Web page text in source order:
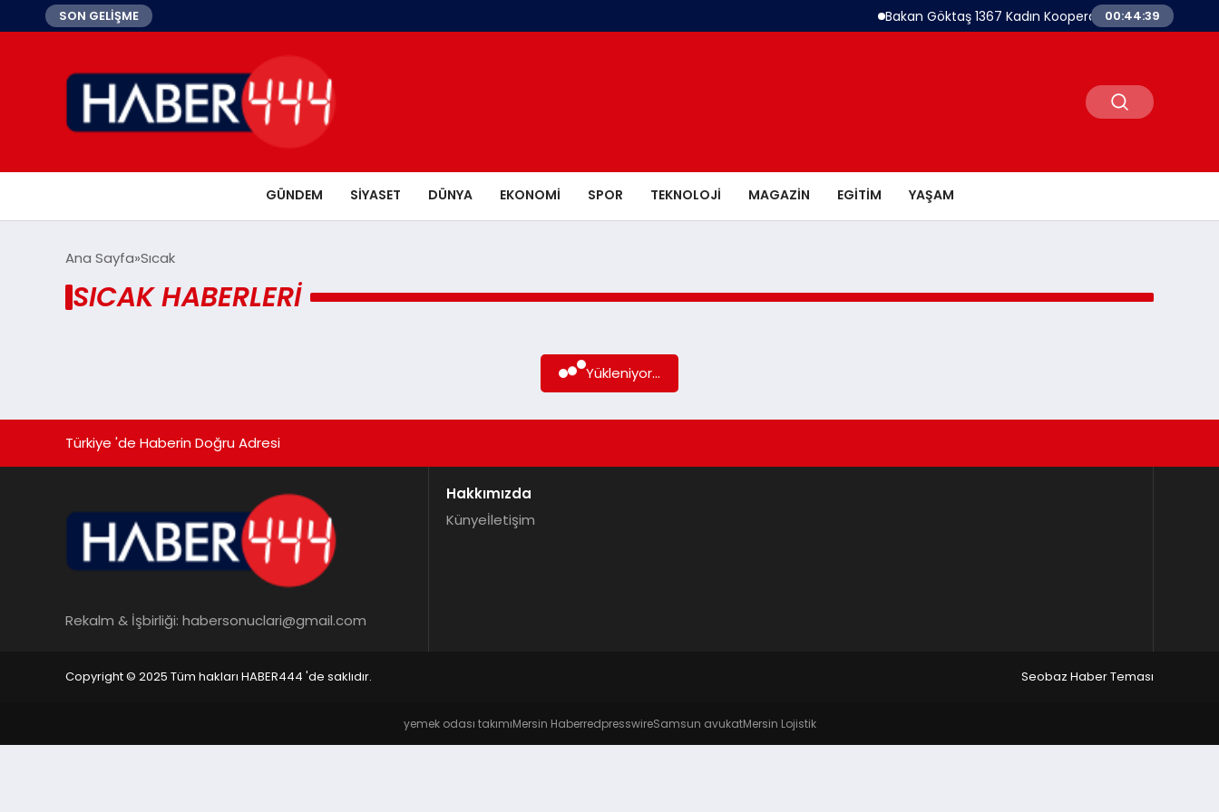
SON GELİŞME Bakan Göktaş 1367 Kadın Kooperatifine Destek
00:44:39
GÜNDEM SIYASET DÜNYA EKONOMI SPOR TEKNOLOJI MAGAZIN EGITIM YAŞAM
Ana Sayfa Sıcak
SICAK HABERLERI
Yükleniyor...
Türkiye 'de Haberin Doğru Adresi
Rekalm & İşbirliği: habersonuclari@gmail.com
Hakkımızda
Künyeİletişim
Copyright © 2025 Tüm hakları HABER444 'de saklıdır. Seobaz Haber Teması
yemek odası takımıMersin HaberredpresswireSamsun avukatMersin Lojistik